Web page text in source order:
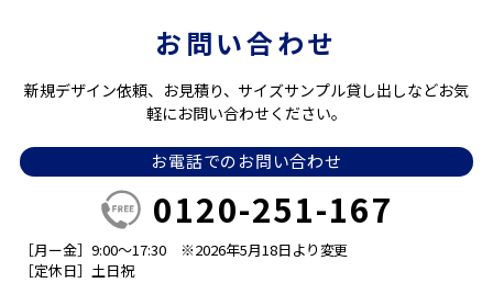
お問い合わせ
新規デザイン依頼、お見積り、サイズサンプル貸し出しなどお気
軽にお問い合わせください。
お電話でのお問い合わせ
0120-251-167
［月ー金］9:00～17:30
※2026年5月18日より変更
［定休日］土日祝